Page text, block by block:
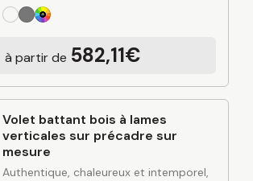
Mesure apporte une solution durable
pour protéger et valoriser votre
rigidité de l’aluminium et finitions…
à partir de 582,11€
Volet battant bois à lames
verticales sur précadre sur
mesure
Authentique, chaleureux et intemporel,